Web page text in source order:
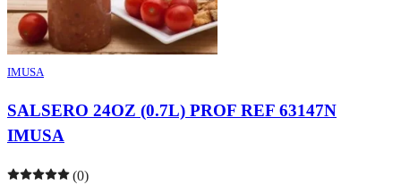
IMUSA
SALSERO 24OZ (0.7L) PROF REF 63147N
IMUSA
(0)